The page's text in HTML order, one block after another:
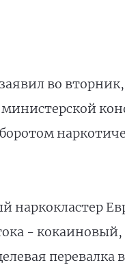
во вторник,
наркокластер
- кокаиновый,
перевалка